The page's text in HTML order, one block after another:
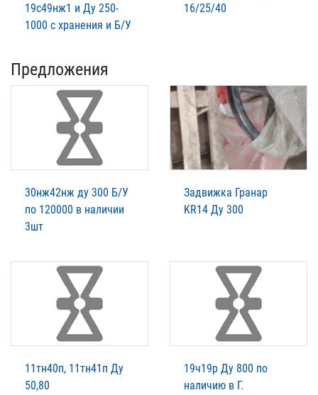
19с49нж1 и Ду 250-
1000 с хранения и Б/У
16/25/40
Предложения
30нж42нж ду 300 Б/У
по 120000 в наличии
3шт
Задвижка Гранар
KR14 Ду 300
11тн40п, 11тн41п Ду
50,80
19ч19р Ду 800 по
наличию в Г.